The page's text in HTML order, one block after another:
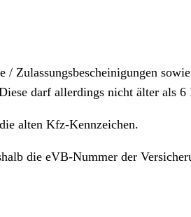
Zulassungsbescheinigungen
darf allerdings nicht älter als 6
alten Kfz-Kennzeichen.
die eVB-Nummer der